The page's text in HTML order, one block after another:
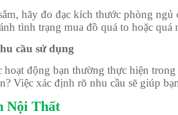
hãy đo đạc kích thước phòng
tình trạng mua đồ quá to hoặc
cầu sử dụng
hoạt động bạn thường thực hiện
Việc xác định rõ nhu cầu sẽ giúp
Nội Thất